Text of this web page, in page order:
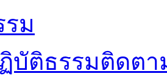
รม
บัติธรรมติดต